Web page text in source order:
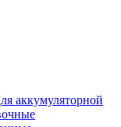
аккумуляторной